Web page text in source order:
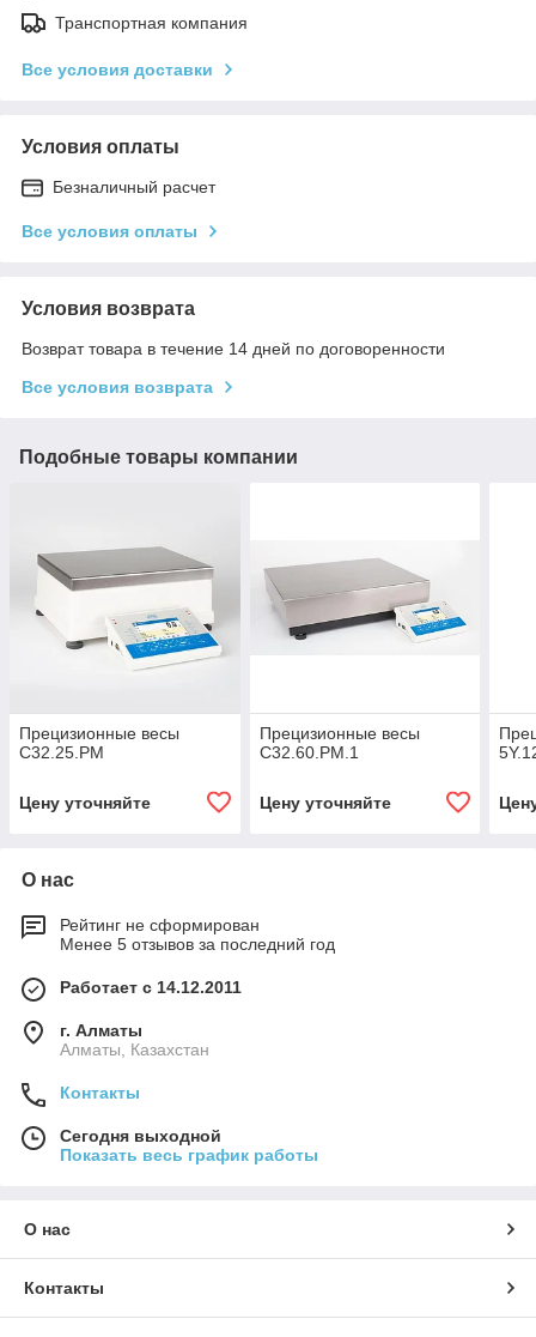
Транспортная компания
Все условия доставки
Условия оплаты
Безналичный расчет
Все условия оплаты
Условия возврата
Возврат товара в течение 14 дней по договоренности
Все условия возврата
Подобные товары компании
Прецизионные весы
C32.25.PM
Цену уточняйте
Прецизионные весы
C32.60.PM.1
Цену уточняйте
О нас
Рейтинг не сформирован
Менее 5 отзывов за последний год
Работает с 14.12.2011
г. Алматы
Алматы, Казахстан
Контакты
Сегодня выходной
Показать весь график работы
О нас
Контакты